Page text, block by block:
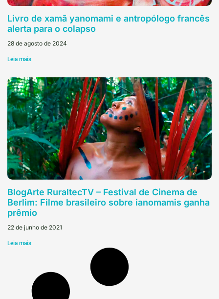
Livro de xamã yanomami e antropólogo francês
alerta para o colapso
28 de agosto de 2024
Leia mais
BlogArte RuraltecTV – Festival de Cinema de
Berlim: Filme brasileiro sobre ianomamis ganha
prêmio
22 de junho de 2021
Leia mais